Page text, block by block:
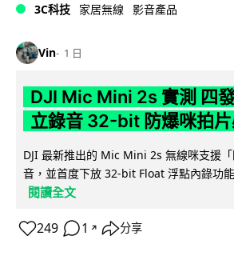
3C科技 家居無線 影音產品
Vin 1 日
DJI Mic Mini 2s 實測 四
立錄音 32-bit 防爆咪拍
DJI 最新推出的 Mic Mini 2s 無線咪支援
音，並首度下放 32-bit Float 浮點內錄功
閱讀全文
249 1 ↗ 分享